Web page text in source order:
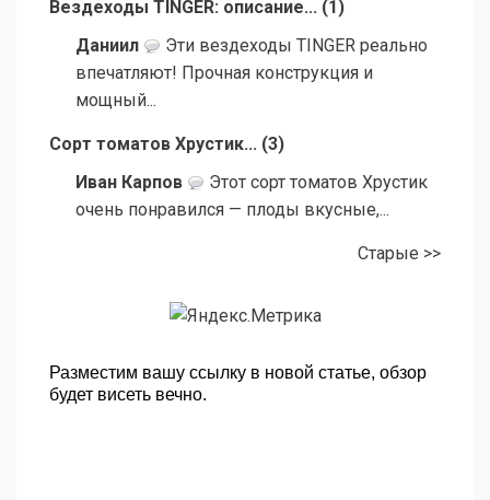
Вездеходы TINGER: описание... (1 )
Даниил
Эти вездеходы TINGER реально
впечатляют! Прочная конструкция и
мощный...
Сорт томатов Хрустик... (3)
Иван Карпов
Этот сорт томатов Хрустик
очень понравился — плоды вкусные,...
Старые >>
Разместим вашу ссылку в новой статье, обзор
будет висеть вечно.